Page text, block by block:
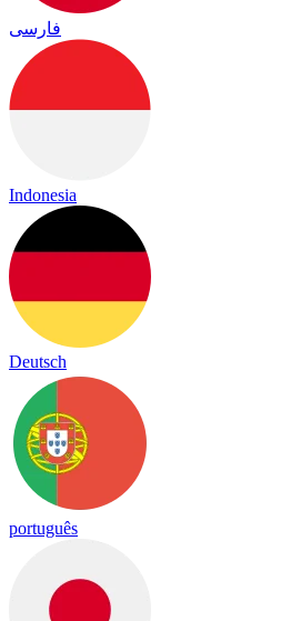
فارسی
Indonesia
Deutsch
português